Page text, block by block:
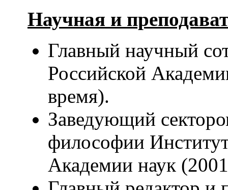
Научная и
Главный научный
Российской
время).
Заведующий
философии
Академии наук